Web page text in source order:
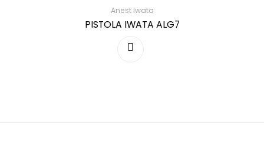
Anest Iwata
PISTOLA IWATA ALG7